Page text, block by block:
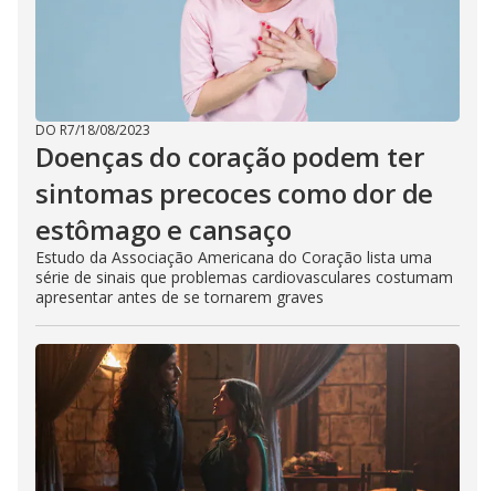
DO R7/18/08/2023
Doenças do coração podem ter
sintomas precoces como dor de
estômago e cansaço
Estudo da Associação Americana do Coração lista uma
série de sinais que problemas cardiovasculares costumam
apresentar antes de se tornarem graves